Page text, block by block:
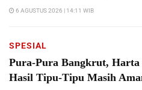
6 AGUSTUS 2026 | 14:11 WIB
SPESIAL
Pura-Pura Bangkrut, Harta
Hasil Tipu-Tipu Masih